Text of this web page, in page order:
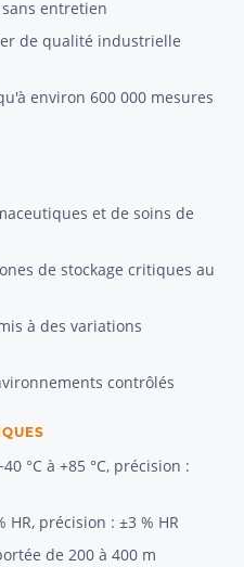
entretien
de qualité industrielle
environ 600 000 mesures
et de soins de
de stockage critiques au
à des variations
contrôlés
°C à +85 °C, précision :
HR, précision : ±3 % HR
de 200 à 400 m